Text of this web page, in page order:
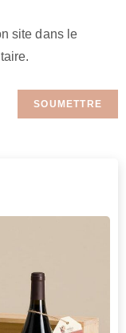
site dans le